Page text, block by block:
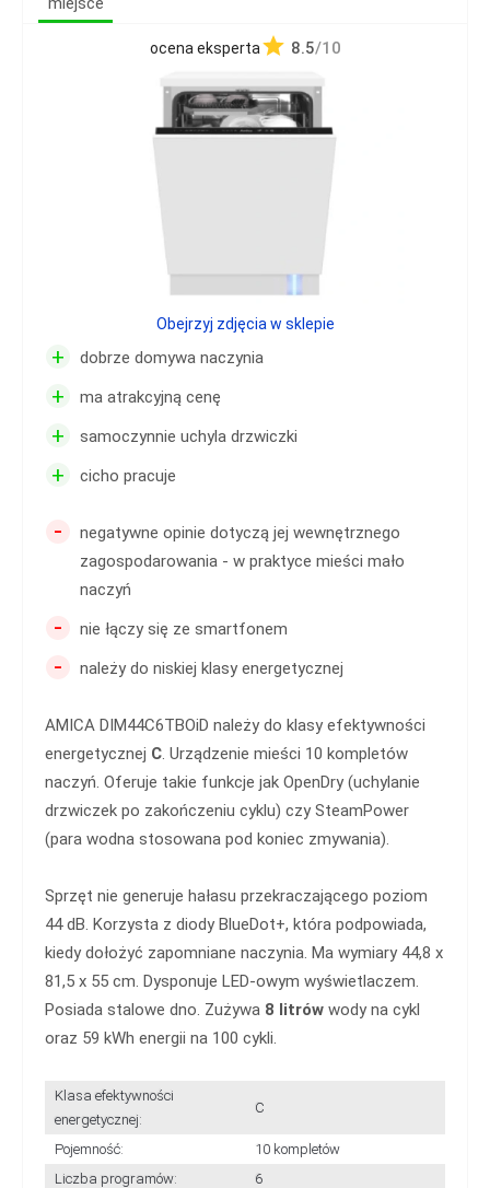
ocena eksperta 8.5/10
+ dobrze domywa naczynia
+ ma atrakcyjną cenę
+ samoczynnie uchyla drzwiczki
+ cicho pracuje
-
negatywne opinie dotyczą jej wewnętrznego
zagospodarowania - w praktyce mieści mało
naczyń
- nie łączy się ze smartfonem
- należy do niskiej klasy energetycznej
AMICA DIM44C6TBOiD należy do klasy efektywności
energetycznej C. Urządzenie mieści 10 kompletów
naczyń. Oferuje takie funkcje jak OpenDry (uchylanie
drzwiczek po zakończeniu cyklu) czy SteamPower
(para wodna stosowana pod koniec zmywania).
Sprzęt nie generuje hałasu przekraczającego poziom
44 dB. Korzysta z diody BlueDot+, która podpowiada,
kiedy dołożyć zapomniane naczynia. Ma wymiary 44,8 x
81,5 x 55 cm. Dysponuje LED-owym wyświetlaczem.
Posiada stalowe dno. Zużywa 8 litrów wody na cykl
oraz 59 kWh energii na 100 cykli.
Klasa efektywności
energetycznej:
C
Pojemność:
10 kompletów
Liczba programów:
6
Obejrzyj zdjęcia w sklepie